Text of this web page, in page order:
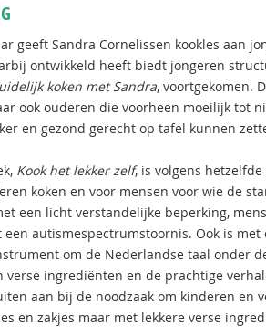
geeft Sandra Cornelissen kookles aan
ontwikkeld heeft biedt jongeren
koken met Sandra, voortgekomen.
ook ouderen die voorheen moeilijk tot
en gezond gerecht op tafel kunnen
Kook het lekker zelf, is volgens
koken en voor mensen voor wie de
een licht verstandelijke beperking,
autismespectrumstoornis. Ook is
om de Nederlandse taal onder
verse ingrediënten en de prachtige
aan bij de noodzaak om kinderen en
en zakjes maar met lekkere verse